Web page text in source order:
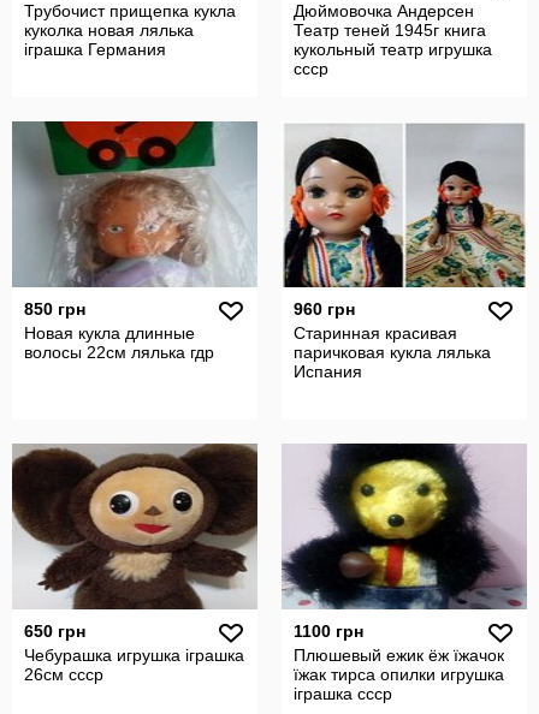
Трубочист прищепка кукла
куколка новая лялька
іграшка Германия
Дюймовочка Андерсен
Театр теней 1945г книга
кукольный театр игрушка
ссср
850 грн
Новая кукла длинные
волосы 22см лялька гдр
960 грн
Старинная красивая
паричковая кукла лялька
Испания
650 грн
Чебурашка игрушка іграшка
26см ссср
1100 грн
Плюшевый ежик ёж їжачок
їжак тирса опилки игрушка
іграшка ссср